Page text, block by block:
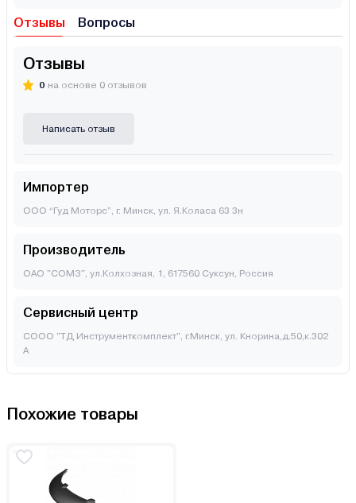
Отзывы Вопросы
Отзывы
0 на основе 0 отзывов
Написать отзыв
Импортер
ООО “Гуд Моторс”, г. Минск, ул. Я.Коласа 63 3н
Производитель
ОАО "СОМЗ", ул.Колхозная, 1, 617560 Суксун, Россия
Сервисный центр
СООО "ТД Инструменткомплект", г.Минск, ул. Кнорина,д.50,к.302
А
Похожие товары